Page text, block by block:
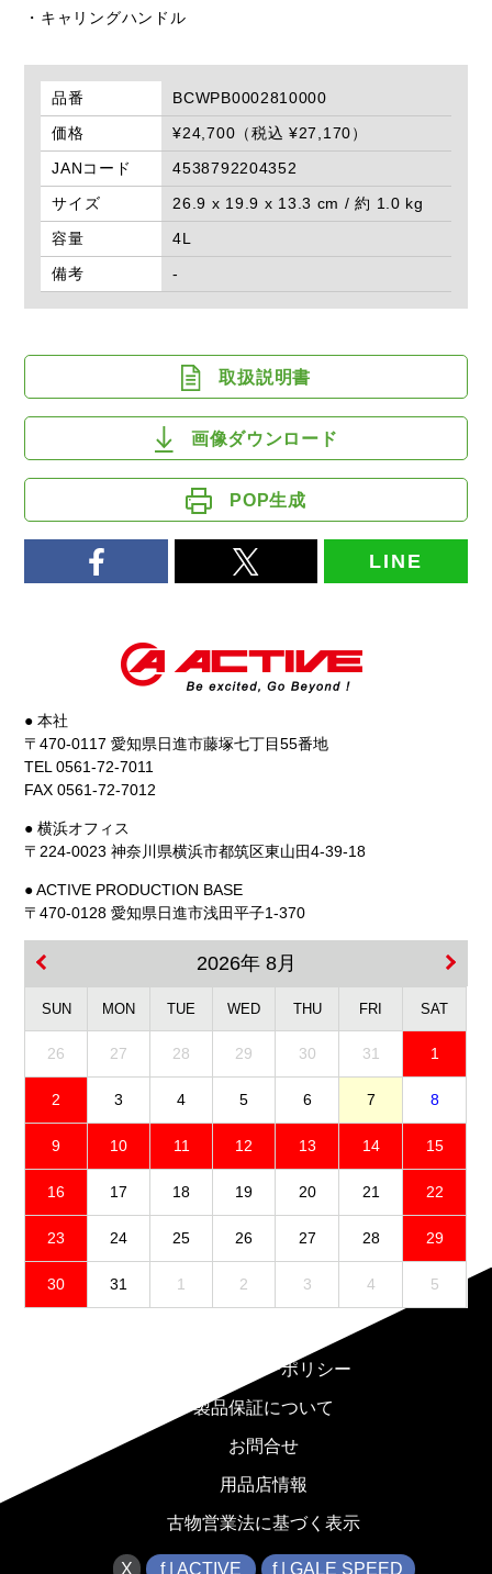
・キャリングハンドル
品番
BCWPB0002810000
価格
¥24,700（税込 ¥27,170）
JANコード
4538792204352
サイズ
26.9 x 19.9 x 13.3 cm / 約 1.0 kg
容量
4L
備考
-
取扱説明書
画像ダウンロード
POP生成
LINE
● 本社
〒470-0117 愛知県日進市藤塚七丁目55番地
TEL 0561-72-7011
FAX 0561-72-7012
● 横浜オフィス
〒224-0023 神奈川県横浜市都筑区東山田4-39-18
● ACTIVE PRODUCTION BASE
〒470-0128 愛知県日進市浅田平子1-370
2026年 8月
SUN MON TUE WED THU FRI SAT
26 27 28 29 30 31 1
2 3 4 5 6 7 8
9 10 11 12 13 14 15
16 17 18 19 20 21 22
23 24 25 26 27 28 29
30 31 1 2 3 4 5
プライバシーポリシー
製品保証について
お問合せ
用品店情報
古物営業法に基づく表示
X f | ACTIVE f | GALE SPEED